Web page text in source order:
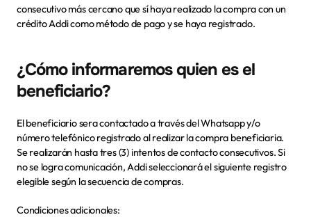
consecutivo más cercano que sí haya realizado la compra con un
crédito Addi como método de pago y se haya registrado.
¿Cómo informaremos quien es el
beneficiario?
El beneficiario sera contactado a través del Whatsapp y/o
número telefónico registrado al realizar la compra beneficiaria.
Se realizarán hasta tres (3) intentos de contacto consecutivos. Si
no se logra comunicación, Addi seleccionará el siguiente registro
elegible según la secuencia de compras.
Condiciones adicionales: